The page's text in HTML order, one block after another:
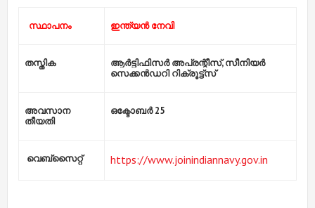
സ്ഥാപനം ഇന്ത്യന്‍ നേവി
തസ്തിക
ആര്‍ട്ടിഫിസര്‍ അപ്രന്റീസ്, സീനിയര്‍
സെക്കന്‍ഡറി റിക്രൂട്ട്‌സ്
അവസാന
തീയതി
ഒക്ടോബര്‍ 25
https://www.joinindiannavy.gov.in